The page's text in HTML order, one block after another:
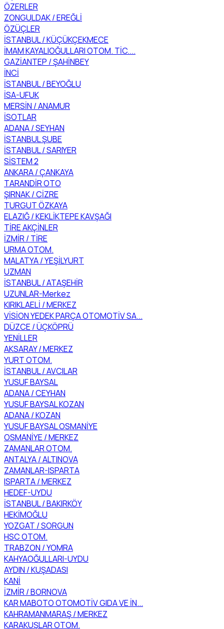
ÖZERLER
ZONGULDAK / EREĞLİ
ÖZÜÇLER
İSTANBUL / KÜÇÜKÇEKMECE
İMAM KAYALIOĞULLARI OTOM. TİC....
GAZİANTEP / ŞAHİNBEY
İNCİ
İSTANBUL / BEYOĞLU
İSA-UFUK
MERSİN / ANAMUR
İSOTLAR
ADANA / SEYHAN
İSTANBUL ŞUBE
İSTANBUL / SARIYER
SİSTEM 2
ANKARA / ÇANKAYA
TARANDİR OTO
ŞIRNAK / CİZRE
TURGUT ÖZKAYA
ELAZIĞ / KEKLİKTEPE KAVŞAĞI
TİRE AKÇİNLER
İZMİR / TİRE
URMA OTOM.
MALATYA / YEŞİLYURT
UZMAN
İSTANBUL / ATAŞEHİR
UZUNLAR-Merkez
KIRIKLAELİ / MERKEZ
VİSİON YEDEK PARÇA OTOMOTİV SA...
DÜZCE / ÜÇKÖPRÜ
YENİLLER
AKSARAY / MERKEZ
YURT OTOM.
İSTANBUL / AVCILAR
YUSUF BAYSAL
ADANA / CEYHAN
YUSUF BAYSAL KOZAN
ADANA / KOZAN
YUSUF BAYSAL OSMANİYE
OSMANİYE / MERKEZ
ZAMANLAR OTOM.
ANTALYA / ALTINOVA
ZAMANLAR-ISPARTA
ISPARTA / MERKEZ
HEDEF-UYDU
İSTANBUL / BAKIRKÖY
HEKİMOĞLU
YOZGAT / SORGUN
HSC OTOM.
TRABZON / YOMRA
KAHYAOĞULLARI-UYDU
AYDIN / KUŞADASI
KANİ
İZMİR / BORNOVA
KAR MABOTO OTOMOTİV GIDA VE İN...
KAHRAMANMARAŞ / MERKEZ
KARAKUŞLAR OTOM.